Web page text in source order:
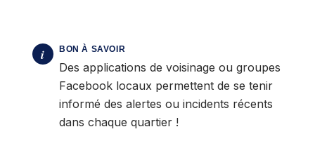
Des applications de voisinage ou groupes
Facebook locaux permettent de se tenir
informé des alertes ou incidents récents
dans chaque quartier !